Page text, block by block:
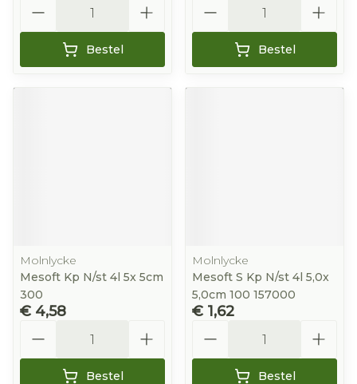
Bestel Bestel
Molnlycke
Mesoft Kp N/st 4l 5x 5cm
300
€ 4,58
Bestel
Molnlycke
Mesoft S Kp N/st 4l 5,0x
5,0cm 100 157000
€ 1,62
Bestel